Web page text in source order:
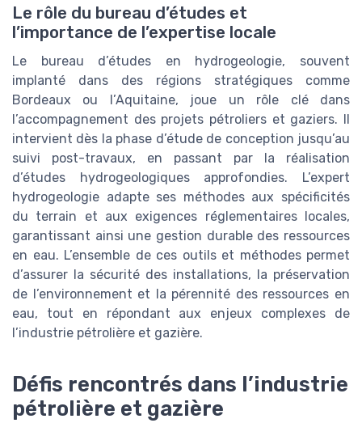
Le rôle du bureau d’études et
l’importance de l’expertise locale
Le bureau d’études en hydrogeologie, souvent
implanté dans des régions stratégiques comme
Bordeaux ou l’Aquitaine, joue un rôle clé dans
l’accompagnement des projets pétroliers et gaziers. Il
intervient dès la phase d’étude de conception jusqu’au
suivi post-travaux, en passant par la réalisation
d’études hydrogeologiques approfondies. L’expert
hydrogeologie adapte ses méthodes aux spécificités
du terrain et aux exigences réglementaires locales,
garantissant ainsi une gestion durable des ressources
en eau. L’ensemble de ces outils et méthodes permet
d’assurer la sécurité des installations, la préservation
de l’environnement et la pérennité des ressources en
eau, tout en répondant aux enjeux complexes de
l’industrie pétrolière et gazière.
Défis rencontrés dans l’industrie
pétrolière et gazière